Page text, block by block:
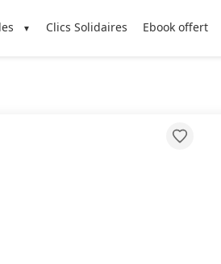
Clics Solidaires Ebook offert